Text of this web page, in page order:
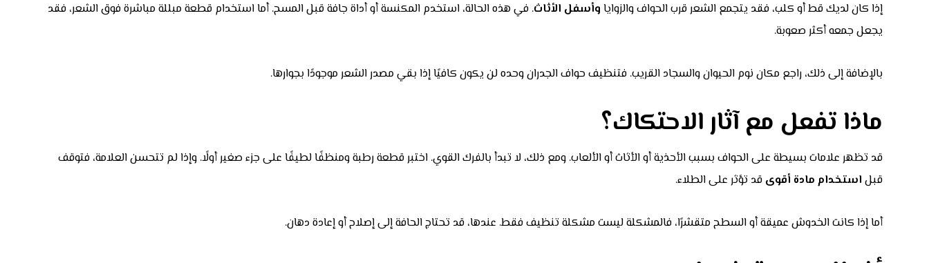
إذا كان لديك قط أو كلب، فقد يتجمع الشعر قرب الحواف والزوايا وأسفل الأثاث. في هذه الحالة، استخدم المكنسة أو أداة جافة قبل المسح. أما استخدام قطعة مبللة مباشرة فوق الشعر، فقد
يجعل جمعه أكثر صعوبة.
بالإضافة إلى ذلك، راجع مكان نوم الحيوان والسجاد القريب. فتنظيف حواف الجدران وحده لن يكون كافيًا إذا بقي مصدر الشعر موجودًا بجوارها.
ماذا تفعل مع آثار الاحتكاك؟
قد تظهر علامات بسيطة على الحواف بسبب الأحذية أو الأثاث أو الألعاب. ومع ذلك، لا تبدأ بالفرك القوي. اختبر قطعة رطبة ومنظفًا لطيفًا على جزء صغير أولًا. وإذا لم تتحسن العلامة، فتوقف
قبل استخدام مادة أقوى قد تؤثر على الطلاء.
أما إذا كانت الخدوش عميقة أو السطح متقشرًا، فالمشكلة ليست مشكلة تنظيف فقط. عندها، قد تحتاج الحافة إلى إصلاح أو إعادة دهان.